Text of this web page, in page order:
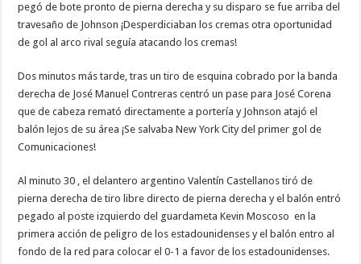
pegó de bote pronto de pierna derecha y su disparo se fue arriba del
travesaño de Johnson ¡Desperdiciaban los cremas otra oportunidad
de gol al arco rival seguía atacando los cremas!
Dos minutos más tarde, tras un tiro de esquina cobrado por la banda
derecha de José Manuel Contreras centró un pase para José Corena
que de cabeza remató directamente a portería y Johnson atajó el
balón lejos de su área ¡Se salvaba New York City del primer gol de
Comunicaciones!
Al minuto 30 , el delantero argentino Valentín Castellanos tiró de
pierna derecha de tiro libre directo de pierna derecha y el balón entró
pegado al poste izquierdo del guardameta Kevin Moscoso en la
primera acción de peligro de los estadounidenses y el balón entro al
fondo de la red para colocar el 0-1 a favor de los estadounidenses.